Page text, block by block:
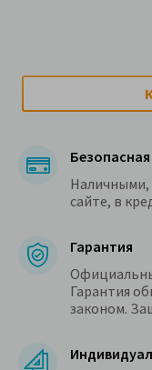
Наличными,
сайте, в
Гарантия
Гарантия
законом.